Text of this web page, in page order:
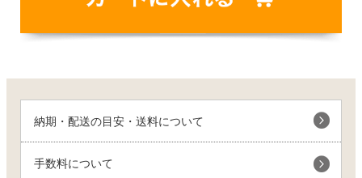
納期・配送の目安・送料について
手数料について